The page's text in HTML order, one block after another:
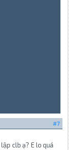
#7
clb ạ? E lo quá